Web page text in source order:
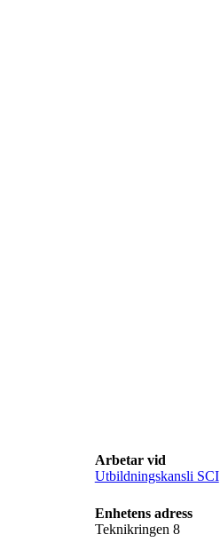
Arbetar vid
Utbildningskansli SCI
Enhetens adress
Teknikringen 8